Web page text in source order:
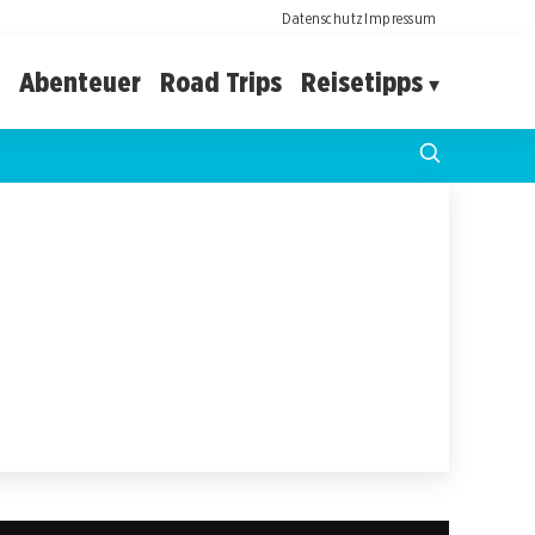
DatenschutzImpressum
Abenteuer Road Trips Reisetipps